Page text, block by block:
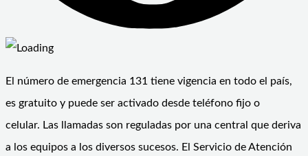
El número de emergencia 131 tiene vigencia en todo el país,
es gratuito y puede ser activado desde teléfono fijo o
celular. Las llamadas son reguladas por una central que deriva
a los equipos a los diversos sucesos. El Servicio de Atención